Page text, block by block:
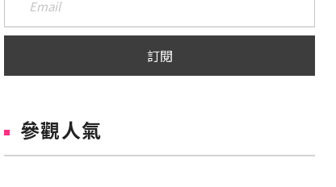
參觀人氣